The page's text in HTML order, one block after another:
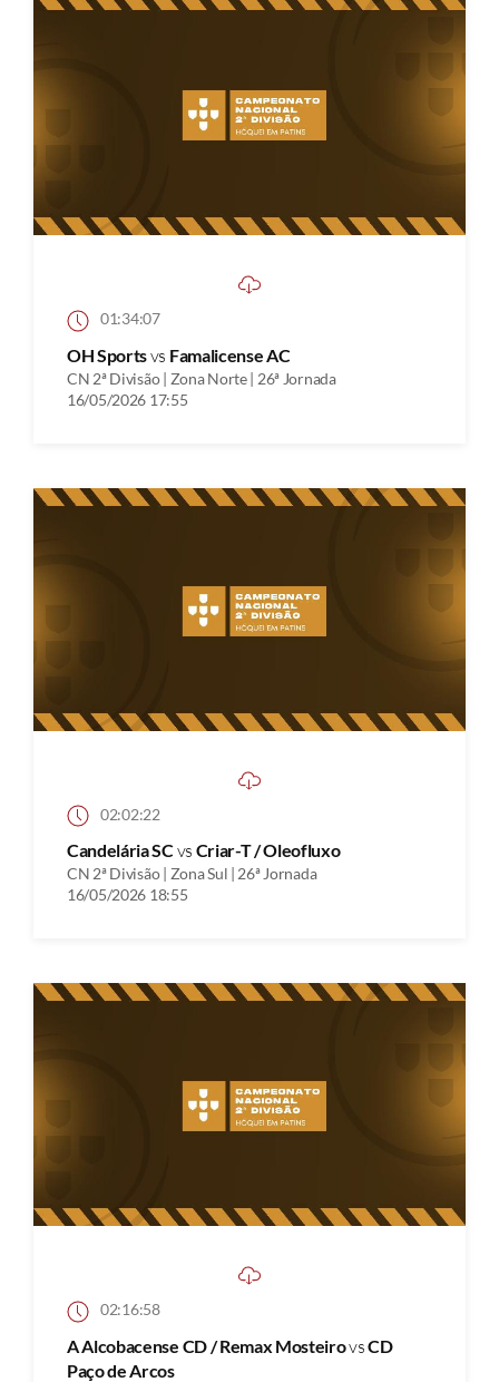
01:34:07
OH Sportsvs Famalicense AC
CN 2ª Divisão | Zona Norte | 26ª Jornada
16/05/2026 17:55
02:02:22
Candelária SCvs Criar-T / Oleofluxo
CN 2ª Divisão | Zona Sul | 26ª Jornada
16/05/2026 18:55
02:16:58
A Alcobacense CD / Remax MosteirovsCD
Paço de Arcos